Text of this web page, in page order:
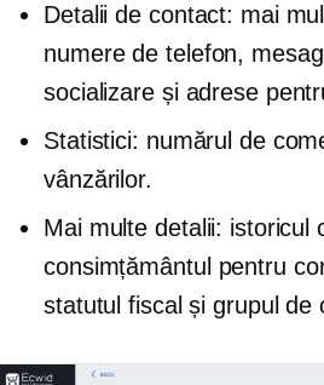
Detalii de contact: mai
numere de telefon,
socializare și adrese
Statistici: numărul de
vânzărilor.
Mai multe detalii: istoricul
consimțământul pentru
statutul fiscal și grupul de